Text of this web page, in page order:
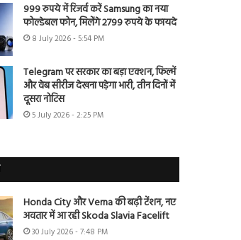
999 रुपये में रिजर्व करें Samsung का नया
फोल्डेबल फोन, मिलेंगे 2799 रुपये के फायदे
8 July 2026 - 5:54 PM
Telegram पर सरकार का बड़ा एक्शन, फिल्में
और वेब सीरीज देखना पड़ेगा भारी, तीन दिनों में
दूसरा नोटिस
5 July 2026 - 2:25 PM
Honda City और Verna की बढ़ी टेंशन, नए
अवतार में आ रही Skoda Slavia Facelift
30 July 2026 - 7:48 PM